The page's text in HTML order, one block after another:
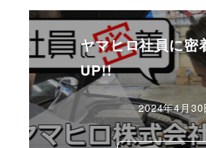
ヤマヒロ社員に密
UP!!
2024年4月30